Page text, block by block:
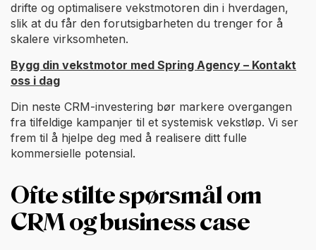
drifte og optimalisere vekstmotoren din i hverdagen,
slik at du får den forutsigbarheten du trenger for å
skalere virksomheten.
Bygg din vekstmotor med Spring Agency – Kontakt
oss i dag
Din neste CRM-investering bør markere overgangen
fra tilfeldige kampanjer til et systemisk vekstløp. Vi ser
frem til å hjelpe deg med å realisere ditt fulle
kommersielle potensial.
Ofte stilte spørsmål om
CRM og business case